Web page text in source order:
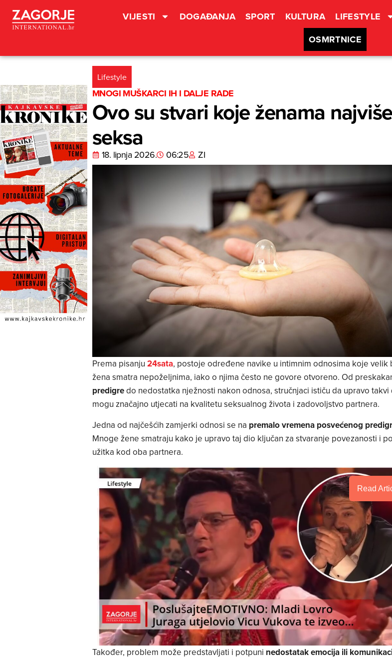
VIJESTI DOGAĐANJA SPORT KULTURA LIFESTYLE
OSMRTNICE
Lifestyle
MNOGI MUŠKARCI IH I DALJE RADE
Ovo su stvari koje ženama
seksa
18. lipnja 2026. 06:25 ZI
Prema pisanju 24sata, postoje određene navike u intimnim odnosima koje velik
žena smatra nepoželjnima, iako o njima često ne govore otvoreno. Od
predigredo nedostatka nježnosti nakon odnosa, stručnjaci ističu da upravo takvi
mogu značajno utjecati na kvalitetu seksualnog života i zadovoljstvo partnera.
Jedna od najčešćih zamjerki odnosi se na premalo vremena posvećenog
Mnoge žene smatraju kako je upravo taj dio ključan za stvaranje povezanosti i
užitka kod oba partnera.
Read
Također, problem može predstavljati i potpuni nedostatak emocija ili